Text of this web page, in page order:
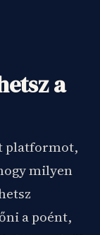
a
platformot,
milyen
a poént,